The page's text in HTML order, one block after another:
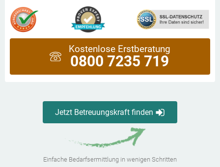
Kostenlose Erstberatung
0800 7235 719
Jetzt Betreuungskraft finden
Einfache Bedarfsermittlung in wenigen Schritten